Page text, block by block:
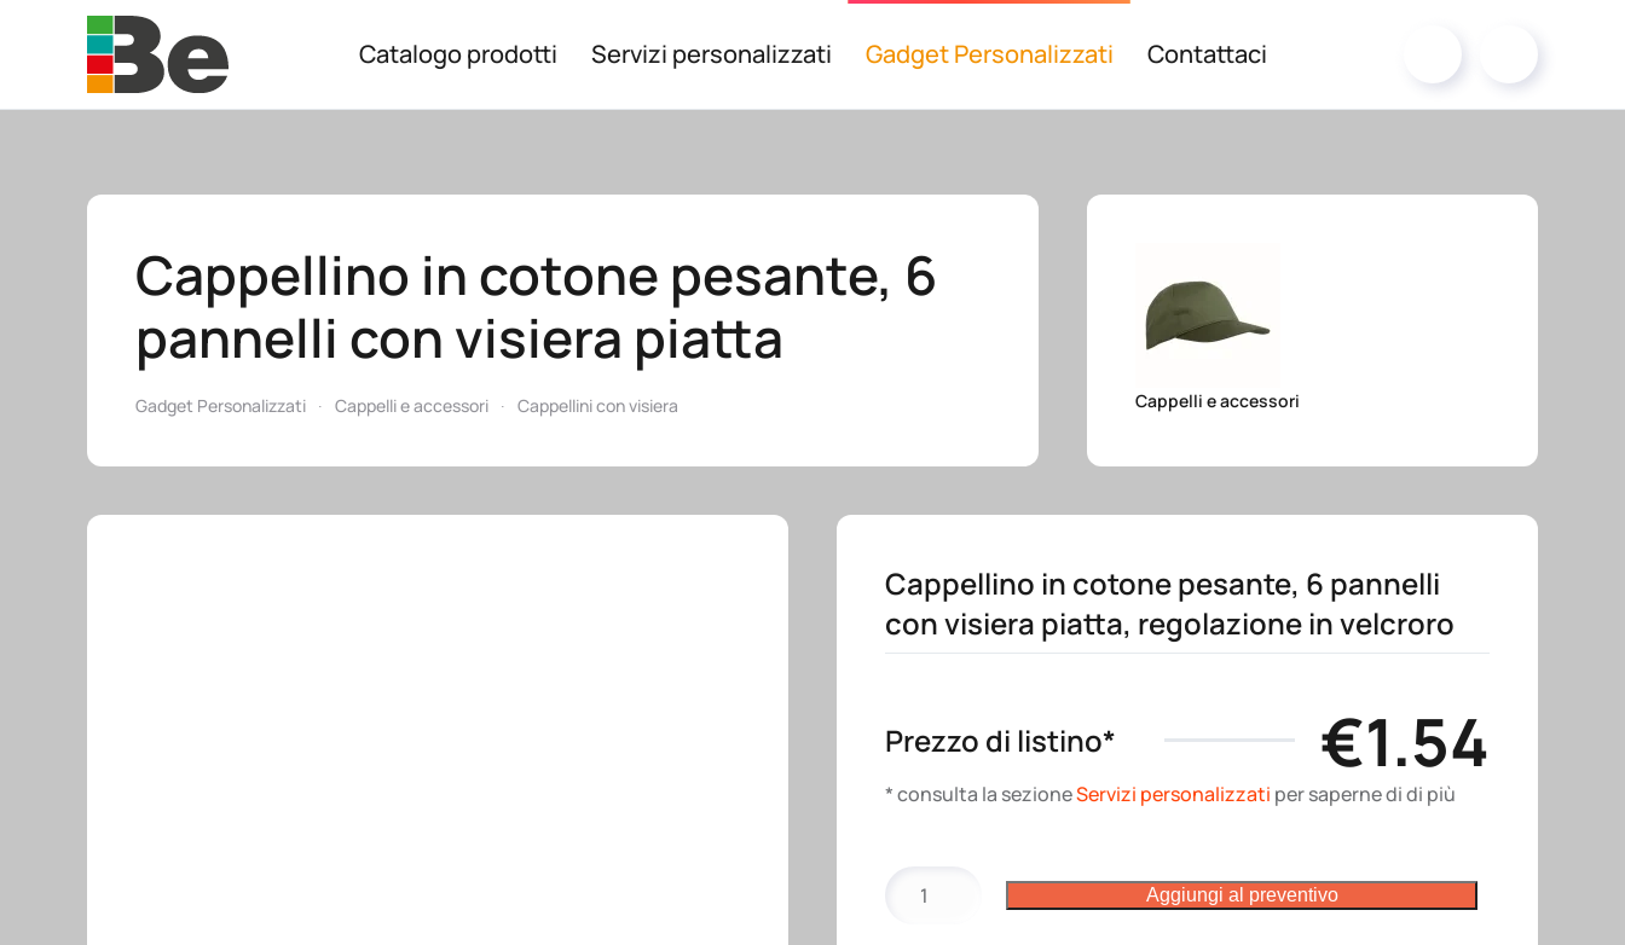
Skip to main content Catalogo prodotti Servizi personalizzati Gadget Personalizzati Contattaci
Cappellino in cotone pesante, 6
pannelli con visiera piatta
Gadget Personalizzati Cappelli e accessori Cappellini con visiera Cappelli e accessori
Cappellino in cotone pesante, 6 pannelli
con visiera piatta, regolazione in velcroro
Prezzo di listino* €1.54
* consulta la sezioneServizi personalizzati per saperne di di più
Aggiungi al preventivo